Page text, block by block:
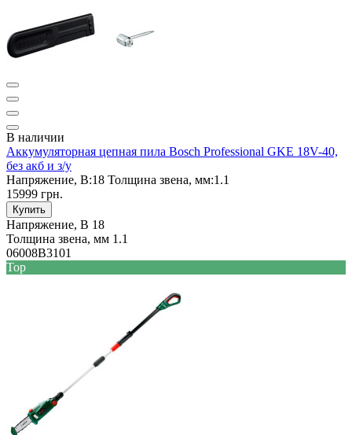
В наличии
Аккумуляторная цепная пила Bosch Professional GKE 18V-40,
без акб и з/у
Напряжение, В:18 Толщина звена, мм:1.1
15999 грн.
Купить
Напряжение, В 18
Толщина звена, мм 1.1
06008B3101
Top